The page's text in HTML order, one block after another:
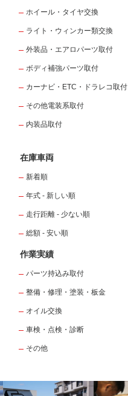
ホイール・タイヤ交換
ライト・ウィンカー類交換
外装品・エアロパーツ取付
ボディ補強パーツ取付
カーナビ・ETC・ドラレコ取付
その他電装系取付
内装品取付
在庫車両
新着順
年式 - 新しい順
走行距離 - 少ない順
総額 - 安い順
作業実績
パーツ持込み取付
整備・修理・塗装・板金
オイル交換
車検・点検・診断
その他